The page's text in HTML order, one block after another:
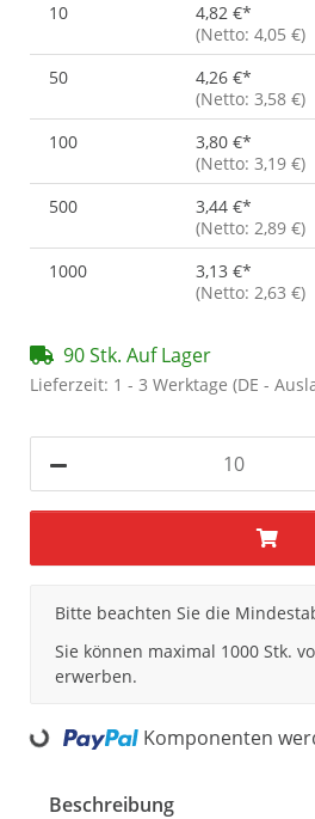
10 4,82 €*
(Netto: 4,05 €)
50
4,26 €*
(Netto: 3,58 €)
100
3,80 €*
(Netto: 3,19 €)
500
3,44 €*
(Netto: 2,89 €)
1000
3,13 €*
(Netto: 2,63 €)
90 Stk. Auf Lager
Lieferzeit: 1 - 3 Werktage (DE -
x
Bitte beachten Sie die
Sie können maximal 1000 Stk.
erwerben.
Loading... Komponenten
Beschreibung